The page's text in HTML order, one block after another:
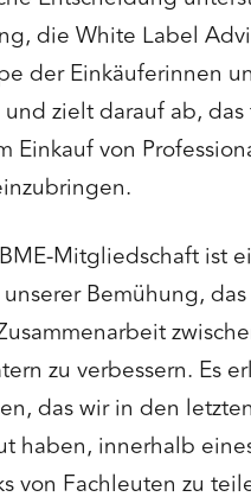
die White Label
der Einkäuferinnen
und zielt darauf ab,
Einkauf von
Mitgliedschaft ist
Bemühung,
zu verbessern. Es
das wir in den
haben, innerhalb
von Fachleuten zu